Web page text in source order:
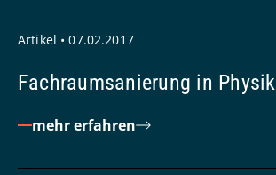
Artikel • 07.02.2017
Fachraumsanierung in Physik
mehr erfahren